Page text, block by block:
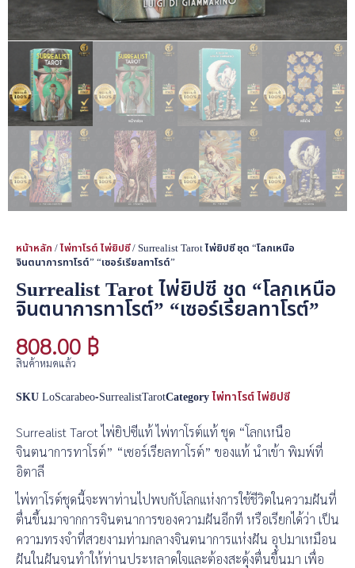
หน้าหลัก /ไพ่ทาโรต์ ไพ่ยิปซี/ Surrealist Tarot ไพ่ยิปซี ชุด “โลกเหนือ
จินตนาการทาโรต์” “เซอร์เรียลทาโรต์”
Surrealist Tarot ไพ่ยิปซี ชุด “โลกเหนือ
จินตนาการทาโรต์” “เซอร์เรียลทาโรต์”
808.00 ฿
สินค้าหมดแล้ว
SKULoScarabeo-SurrealistTarotCategoryไพ่ทาโรต์ ไพ่ยิปซี
Surrealist Tarot ไพ่ยิปซีแท้ ไพ่ทาโรต์แท้ ชุด “โลกเหนือ
จินตนาการทาโรต์” “เซอร์เรียลทาโรต์” ของแท้ นำเข้า พิมพ์ที่
อิตาลี
ไพ่ทาโรต์ชุดนี้จะพาท่านไปพบกับโลกแห่งการใช้ชีวิตในความฝันที่
ตื่นขึ้นมาจากการจินตนาการของความฝันอีกที หรือเรียกได้ว่า เป็น
ความทรงจำที่สวยงามท่ามกลางจินตนาการแห่งฝัน อุปมาเหมือน
ฝันในฝันจนทำให้ท่านประหลาดใจและต้องสะดุ้งตื่นขึ้นมา เพื่อ